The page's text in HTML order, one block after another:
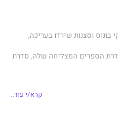
וסצנות שירדו בעריכה,
הספרים המצליחה שלה, סדרת
לראשונה בצורה מאוגדת כספר,
קרא/י עוד..